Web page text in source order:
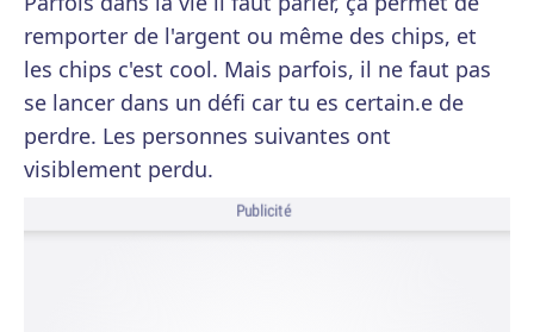
remporter de l'argent ou même des chips, et
les chips c'est cool. Mais parfois, il ne faut pas
se lancer dans un défi car tu es certain.e de
perdre. Les personnes suivantes ont
visiblement perdu.
Publicité